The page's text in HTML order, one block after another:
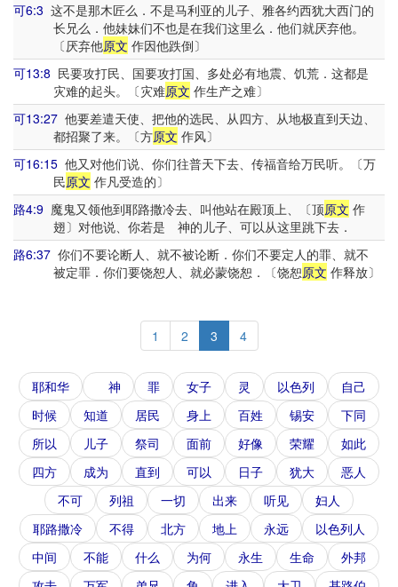
可6:3 这不是那木匠么．不是马利亚的儿子、雅各约西犹大西门的
长兄么．他妹妹们不也是在我们这里么．他们就厌弃他。
〔厌弃他原文 作因他跌倒〕
可13:8 民要攻打民、国要攻打国、多处必有地震、饥荒．这都是
灾难的起头。〔灾难原文 作生产之难〕
可13:27 他要差遣天使、把他的选民、从四方、从地极直到天边、
都招聚了来。〔方原文 作风〕
可16:15 他又对他们说、你们往普天下去、传福音给万民听。〔万
民原文 作凡受造的〕
路4:9 魔鬼又领他到耶路撒冷去、叫他站在殿顶上、〔顶原文 作
翅〕对他说、你若是 神的儿子、可以从这里跳下去．
路6:37 你们不要论断人、就不被论断．你们不要定人的罪、就不
被定罪．你们要饶恕人、就必蒙饶恕．〔饶恕原文 作释放〕
1 2 3 4
耶和华 神 罪 女子 灵 以色列
自己
时候
知道 居民 身上 百姓 锡安
下同
所以
儿子 祭司 面前 好像 荣耀
如此
四方
成为 直到 可以 日子 犹大
恶人
不可
列祖 一切 出来 听见
妇人
耶路撒冷
不得 北方 地上 永远
以色列人
中间
不能 什么 为何 永生 生命
外邦